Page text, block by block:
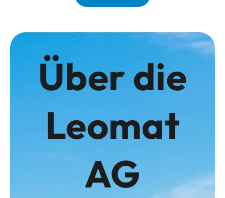
Über die
Leomat
AG